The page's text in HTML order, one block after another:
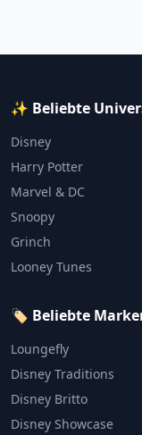
✨ Beliebte
Disney
Harry Potter
Marvel & DC
Snoopy
Grinch
Looney Tunes
🏷️ Beliebte
Loungefly
Disney Traditions
Disney Britto
Disney Showcase